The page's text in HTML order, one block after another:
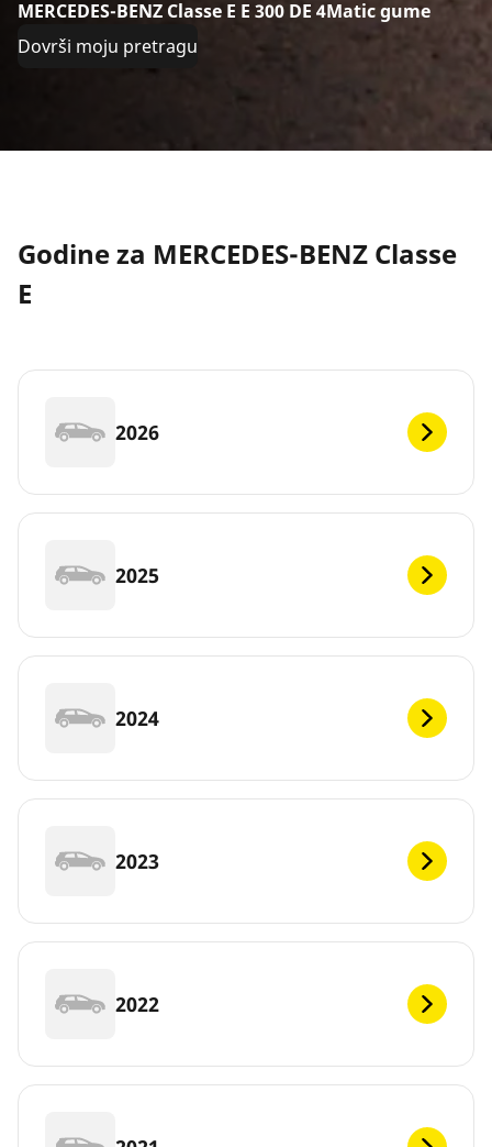
MERCEDES-BENZ Classe E E 300 DE 4Matic gume
Dovrši moju pretragu
Godine za MERCEDES-BENZ Classe
E
2026
2025
2024
2023
2022